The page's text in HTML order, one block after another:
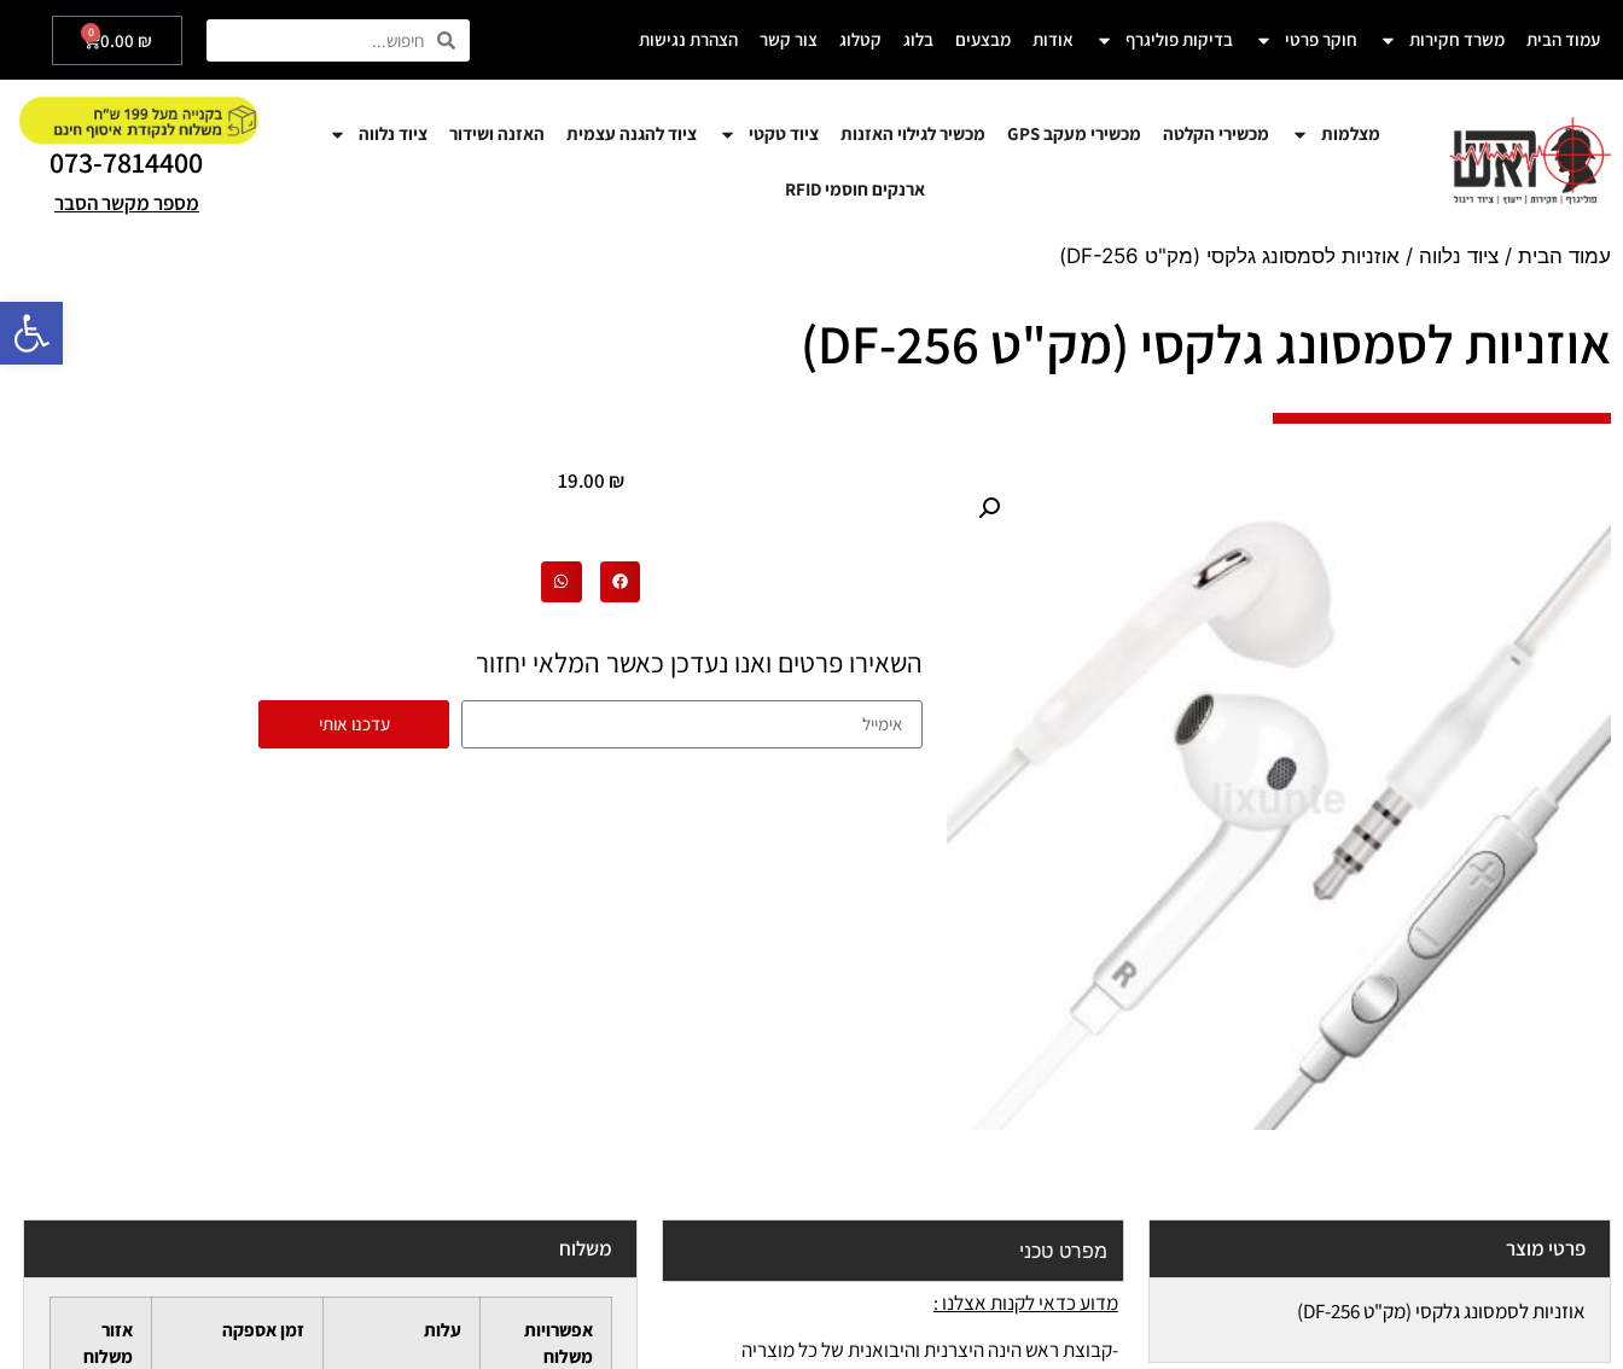
פתח
עמוד הבית משרד חקירות חוקר פרטי בדיקות פוליגרף אודות מבצעים בלוג קטלוג צור קשר הצהרת נגישות 0.00 ₪
0
מצלמות מכשירי הקלטה מכשירי מעקב GPS מכשיר לגילוי האזנות ציוד טקטי ציוד להגנה עצמית האזנה ושידור ציוד נלווה
ארנקים חוסמי RFID
073-7814400
מספר מקשר הסבר
עמוד הבית / ציוד נלווה / אוזניות לסמסונג גלקסי (מק"ט DF-256)
אוזניות לסמסונג גלקסי (מק"ט DF-256)
19.00 ₪
השאירו פרטים ואנו נעדכן כאשר המלאי יחזור
עדכנו אותי
פרטי מוצר
אוזניות לסמסונג גלקסי (מק"ט DF-256)
מפרט טכני
מדוע כדאי לקנות אצלנו :
-קבוצת ראש הינה היצרנית והיבואנית של כל מוצריה
משלוח
אפשרויות
משלוח
עלות זמן אספקה
אזור
משלוח